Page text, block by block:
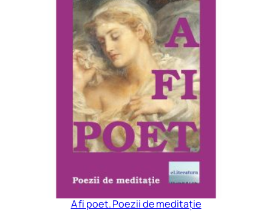
A fi poet. Poezii de meditație